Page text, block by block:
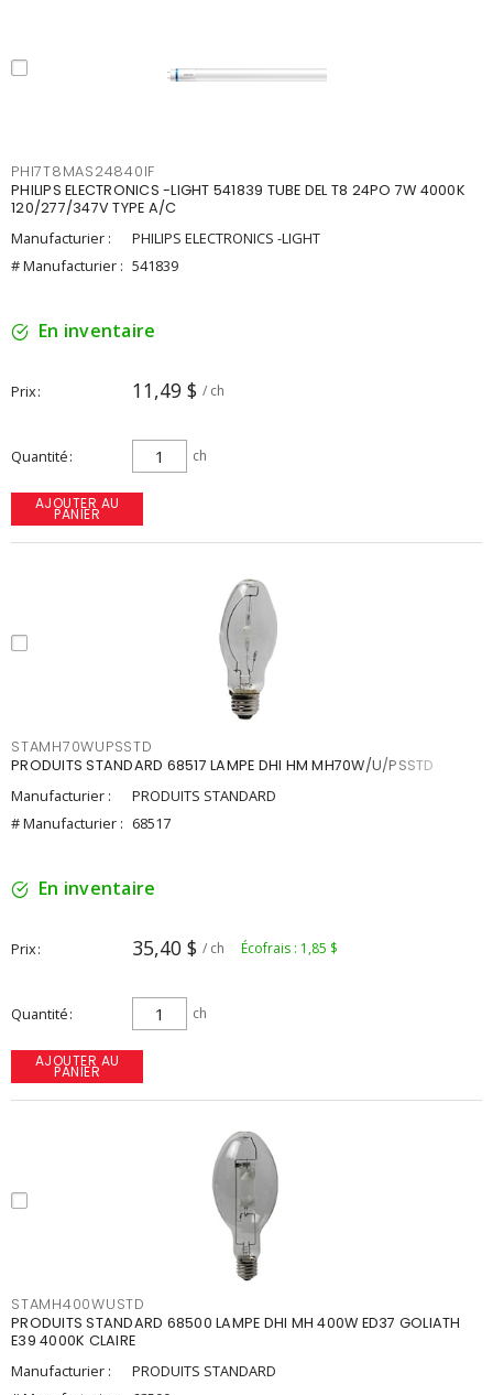
PHI7T8MAS24840IF
PHILIPS ELECTRONICS -LIGHT 541839 TUBE DEL T8 24PO 7W 4000K
120/277/347V TYPE A/C
Manufacturier :
PHILIPS ELECTRONICS -LIGHT
# Manufacturier : 541839
En inventaire
Prix 11,49 $ / ch
Quantité ch
AJOUTER AU
PANIER
STAMH70WUPSSTD
PRODUITS STANDARD 68517 LAMPE DHI HM MH70W/U/PSSTD
Manufacturier :
PRODUITS STANDARD
# Manufacturier : 68517
En inventaire
Prix 35,40 $ / ch Écofrais : 1,85 $
Quantité ch
AJOUTER AU
PANIER
STAMH400WUSTD
PRODUITS STANDARD 68500 LAMPE DHI MH 400W ED37 GOLIATH
E39 4000K CLAIRE
Manufacturier :
PRODUITS STANDARD